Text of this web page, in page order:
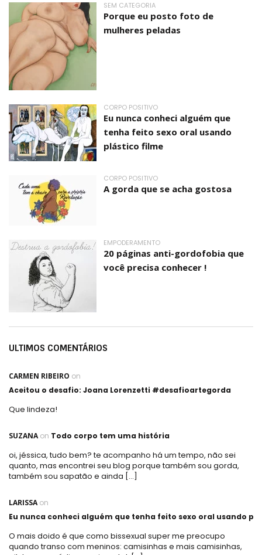
SEM CATEGORIA
Porque eu posto foto de
mulheres peladas
CORPO POSITIVO
Eu nunca conheci alguém que
tenha feito sexo oral usando
plástico filme
CORPO POSITIVO
A gorda que se acha gostosa
EMPODERAMENTO
20 páginas anti-gordofobia que
você precisa conhecer !
ULTIMOS COMENTÁRIOS
CARMEN RIBEIRO on
Aceitou o desafio: Joana Lorenzetti #desafioartegorda
Que lindeza!
SUZANAon Todo corpo tem uma história
oi, jéssica, tudo bem? te acompanho há um tempo, não sei
quanto, mas encontrei seu blog porque também sou gorda,
também sou sapatão e ainda […]
LARISSAon
Eu nunca conheci alguém que tenha feito sexo oral usando
O mais doido é que como bissexual super me preocupo
quando transo com meninos: camisinhas e mais camisinhas,